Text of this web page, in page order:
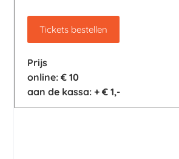
Tickets bestellen
Prijs
online: € 10
aan de kassa: + € 1,-